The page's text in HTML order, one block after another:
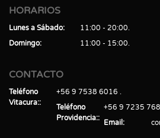
HORARIOS
Lunes a Sábado
11:00 - 20:00
Domingo
11:00 - 15:00
CONTACTO
Teléfono
Vitacura:
+56 9 7538 6016
Teléfono
Providencia:
+56 9 7235
Email